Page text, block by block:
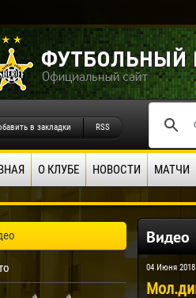
в закладки RSS
О КЛУБЕ НОВОСТИ МАТЧИ
Видео
04 Июня 2018